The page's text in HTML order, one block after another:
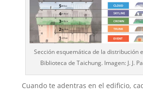
Sección esquemática de la distribución
Biblioteca de Taichung. Imagen: J. J.
Cuando te adentras en el edificio,